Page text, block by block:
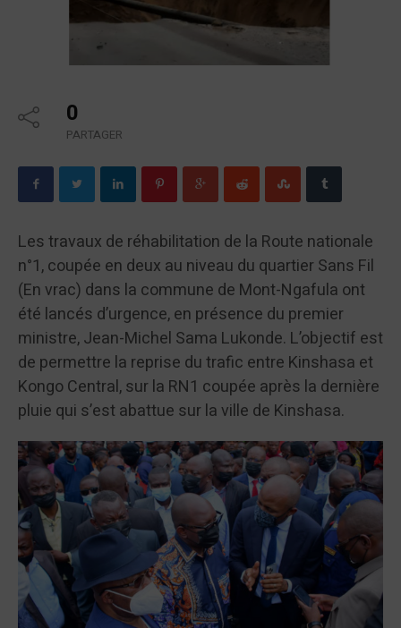
0
PARTAGER
Les travaux de réhabilitation de la Route nationale
n°1, coupée en deux au niveau du quartier Sans Fil
(En vrac) dans la commune de Mont-Ngafula ont
été lancés d’urgence, en présence du premier
ministre, Jean-Michel Sama Lukonde. L’objectif est
de permettre la reprise du trafic entre Kinshasa et
Kongo Central, sur la RN1 coupée après la dernière
pluie qui s’est abattue sur la ville de Kinshasa.